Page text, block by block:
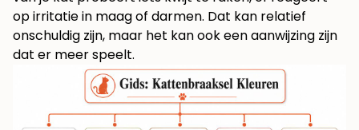
op irritatie in maag of darmen. Dat kan relatief
onschuldig zijn, maar het kan ook een aanwijzing zijn
dat er meer speelt.